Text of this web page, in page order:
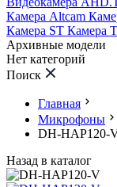
Камера Altcam
Камера ST Камера
Архивные модели
Нет категорий
Поиск
Главная
Микрофоны
DH-HAP120-
Назад в каталог